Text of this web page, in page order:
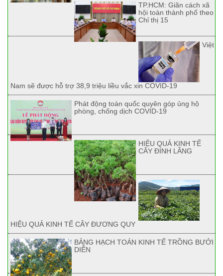
TP.HCM: Giãn cách xã
hội toàn thành phố theo
Chỉ thị 15
Việt
Nam sẽ được hỗ trợ 38,9 triệu liều vắc xin COVID-19
Phát động toàn quốc quyên góp ủng hộ
phòng, chống dịch COVID-19
HIỆU QUẢ KINH TẾ
CÂY ĐINH LĂNG
HIỆU QUẢ KINH TẾ CÂY ĐƯƠNG QUY
BẢNG HẠCH TOÁN KINH TẾ TRỒNG BƯỞI
DIỄN